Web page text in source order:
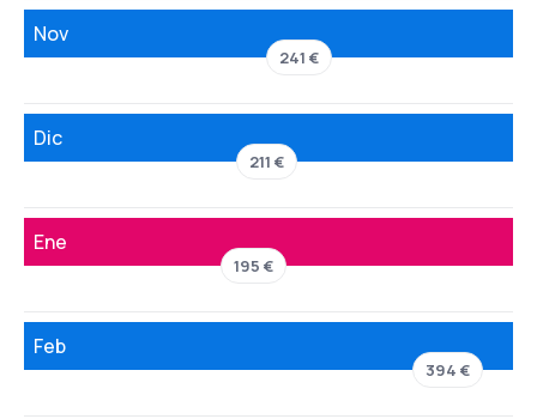
Nov
241 €
Dic
211 €
Ene
195 €
Feb
394 €